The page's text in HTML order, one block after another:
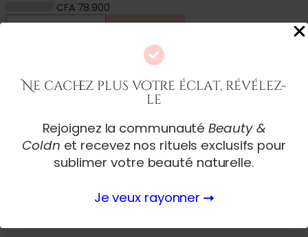
Ne cachez plus votre éclat, révélez-
le
Rejoignez la communautéBeauty &
Coldn et recevez nos rituels exclusifs pour
sublimer votre beauté naturelle.
Je veux rayonner
CFA78.900
Souscrivez à notre newsletter, et soyez informé
sur nos exclusivités, et nos derniers articles.